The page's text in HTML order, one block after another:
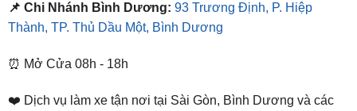
📌 Chi Nhánh Bình Dương: 93 Trương Định, P. Hiệp
Thành, TP. Thủ Dầu Một, Bình Dương
⏰ Mở Cửa 08h - 18h
❤️ Dịch vụ làm xe tận nơi tại Sài Gòn, Bình Dương và các